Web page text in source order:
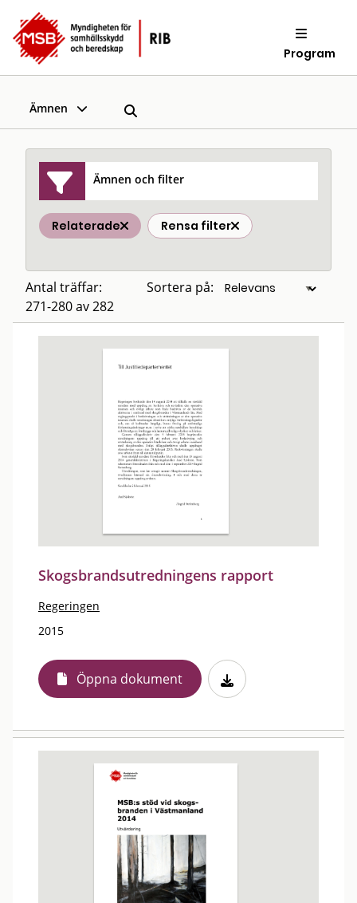
Program
Ämnen
Ämnen och filter
Relaterade Rensa filter
Antal träffar:
271-280 av 282
Sortera på:
Skogsbrandsutredningens rapport
Regeringen
2015
Öppna dokument